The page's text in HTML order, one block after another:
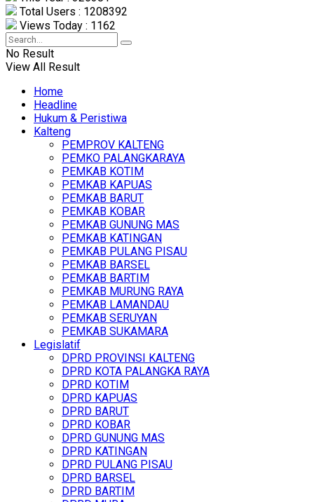
Total Users : 1208392
Views Today : 1162
No Result
View All Result
Home
Headline
Hukum & Peristiwa
Kalteng
PEMPROV KALTENG
PEMKO PALANGKARAYA
PEMKAB KOTIM
PEMKAB KAPUAS
PEMKAB BARUT
PEMKAB KOBAR
PEMKAB GUNUNG MAS
PEMKAB KATINGAN
PEMKAB PULANG PISAU
PEMKAB BARSEL
PEMKAB BARTIM
PEMKAB MURUNG RAYA
PEMKAB LAMANDAU
PEMKAB SERUYAN
PEMKAB SUKAMARA
Legislatif
DPRD PROVINSI KALTENG
DPRD KOTA PALANGKA RAYA
DPRD KOTIM
DPRD KAPUAS
DPRD BARUT
DPRD KOBAR
DPRD GUNUNG MAS
DPRD KATINGAN
DPRD PULANG PISAU
DPRD BARSEL
DPRD BARTIM